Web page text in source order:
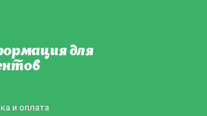
для
и оплата